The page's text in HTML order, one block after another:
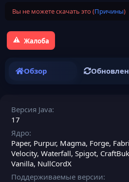
Вы не можете скачать это (Причины)
Жалоба
Обзор
Версия Java
17
Ядро
Paper Purpur Magma Forge
Velocity Waterfall Spigot
Vanilla NullCordX
Поддерживаемые версии